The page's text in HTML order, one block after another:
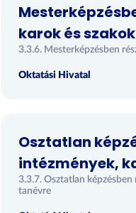
karok és
3.3.6. Mesterképzésben
Oktatási Hivatal
Osztatlan
intézmények,
3.3.7. Osztatlan
tanévre